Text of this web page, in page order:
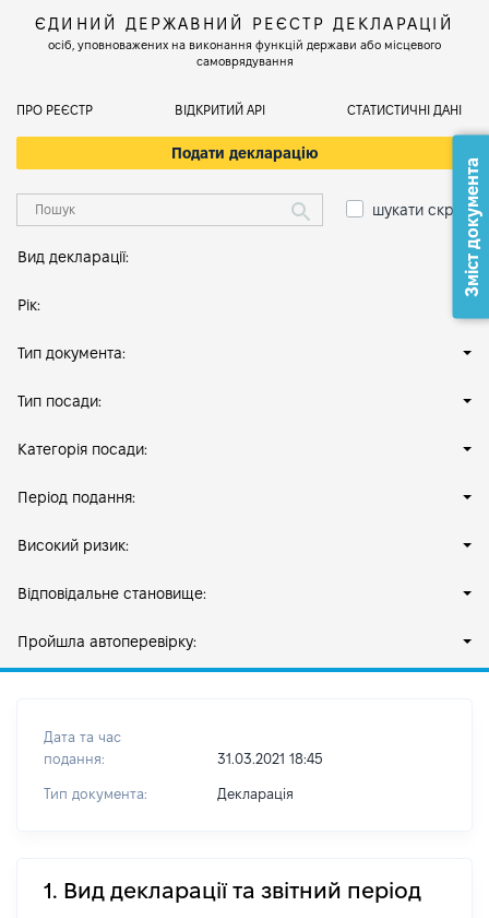
ЄДИНИЙ ДЕРЖАВНИЙ РЕЄСТР ДЕКЛАРАЦІЙ
осіб, уповноважених на виконання функцій держави або місцевого
самоврядування
ПРО РЕЄСТР ВІДКРИТИЙ АРІ СТАТИСТИЧНІ ДАНІ
Подати декларацію
шукати скрізь
Вид декларації:
Рік:
Тип документа:
Тип посади:
Категорія посади:
Період подання:
Високий ризик:
Відповідальне становище:
Пройшла автоперевірку:
Дата та час
подання:
31.03.2021 18:45
Тип документа: Декларація
1. Вид декларації та звітний період
Зміст документа